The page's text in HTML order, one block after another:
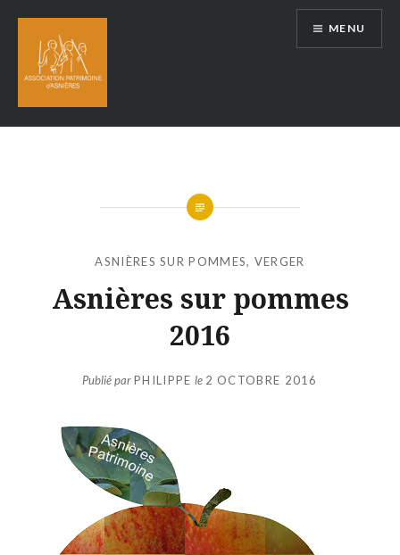
contenu
MENU
ASNIÈRES SUR POMMES, VERGER
Asnières sur pommes
2016
Publié parPHILIPPE le 2 OCTOBRE 2016